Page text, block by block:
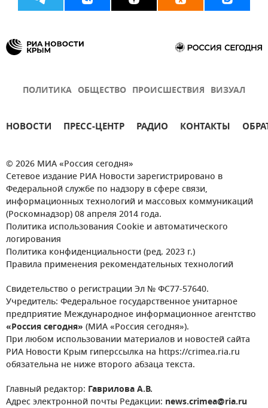
ПОЛИТИКА ОБЩЕСТВО ПРОИСШЕСТВИЯ ВИЗУАЛ
НОВОСТИ ПРЕСС-ЦЕНТР РАДИО КОНТАКТЫ
© 2026 МИА «Россия сегодня»
Сетевое издание РИА Новости зарегистрировано в
Федеральной службе по надзору в сфере связи,
информационных технологий и массовых коммуникаций
(Роскомнадзор) 08 апреля 2014 года.
Политика использования Cookie и автоматического
логирования
Политика конфиденциальности (ред. 2023 г.)
Правила применения рекомендательных технологий
Свидетельство о регистрации Эл № ФС77-57640.
Учредитель: Федеральное государственное унитарное
предприятие Международное информационное агентство
«Россия сегодня» (МИА «Россия сегодня»).
При любом использовании материалов и новостей сайта
РИА Новости Крым гиперссылка на https://crimea.ria.ru
обязательна не ниже второго абзаца текста.
Главный редактор: Гаврилова А.В.
Адрес электронной почты Редакции: news.crimea@ria.ru